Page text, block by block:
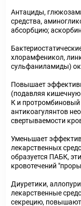
Антациды,
средства,
абсорбцию;
хлорамфеникол,
сульфаниламиды)
Повышает
(подавляя
К и
антикоагулянтов
свертываемости
Уменьшает
лекарственных
образуется ПАБК,
кровотечений
Диуретики,
лекарственные
секрецию,